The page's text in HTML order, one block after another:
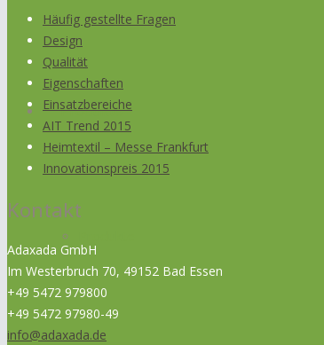
Produkte
Häufig gestellte Fragen
Design
Qualität
Eigenschaften
Einsatzbereiche
AIT Trend 2015
Heimtextil – Messe Frankfurt
Innovationspreis 2015
Kontakt
Adaxada GmbH
Im Westerbruch 70, 49152 Bad Essen
+49 5472 979800
+49 5472 97980-49
info@adaxada.de